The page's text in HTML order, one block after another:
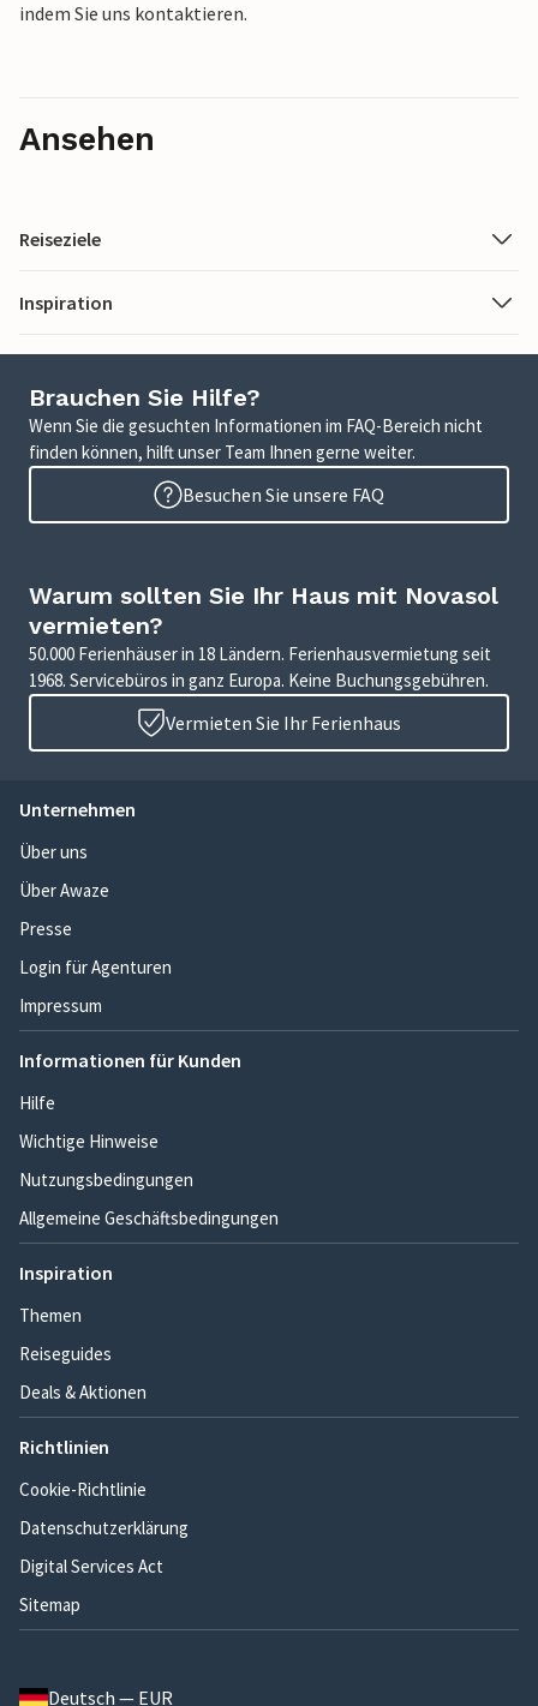
indem Sie uns kontaktieren.
Ansehen
Reiseziele
Inspiration
Brauchen Sie Hilfe?
Wenn Sie die gesuchten Informationen im FAQ-Bereich nicht
finden können, hilft unser Team Ihnen gerne weiter.
Besuchen Sie unsere FAQ
Warum sollten Sie Ihr Haus mit Novasol
vermieten?
50.000 Ferienhäuser in 18 Ländern. Ferienhausvermietung seit
1968. Servicebüros in ganz Europa. Keine Buchungsgebühren.
Vermieten Sie Ihr Ferienhaus
Unternehmen
Über uns
Über Awaze
Presse
Login für Agenturen
Impressum
Informationen für Kunden
Hilfe
Wichtige Hinweise
Nutzungsbedingungen
Allgemeine Geschäftsbedingungen
Inspiration
Themen
Reiseguides
Deals & Aktionen
Richtlinien
Cookie-Richtlinie
Datenschutzerklärung
Digital Services Act
Sitemap
Deutsch — EUR